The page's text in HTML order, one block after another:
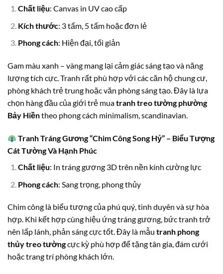
Chất liệu: Canvas in UV cao cấp
Kích thước: 3 tấm, 5 tấm hoặc đơn lẻ
Phong cách: Hiện đại, tối giản
Gam màu xanh – vàng mang lại cảm giác sáng tạo và năng
lượng tích cực. Tranh rất phù hợp với các căn hộ chung cư,
phòng khách trẻ trung hoặc văn phòng sáng tạo. Đây là lựa
chọn hàng đầu của giới trẻ muatranh treo tường phường
Bảy Hiềntheo phong cách minimalism, scandinavian.
Tranh Tráng Gương “Chim Công Song Hỷ” – Biểu Tượng
Cát Tường Và Hạnh Phúc
Chất liệu: In tráng gương 3D trên nền kính cường lực
Phong cách: Sang trọng, phong thủy
Chim công là biểu tượng của phú quý, tình duyên và sự hòa
hợp. Khi kết hợp cùng hiệu ứng tráng gương, bức tranh trở
nên lấp lánh, phản sáng cực tốt. Đây là mẫu tranh phong
thủy treo tườngcực kỳ phù hợp để tặng tân gia, đám cưới
hoặc trang trí phòng khách lớn.